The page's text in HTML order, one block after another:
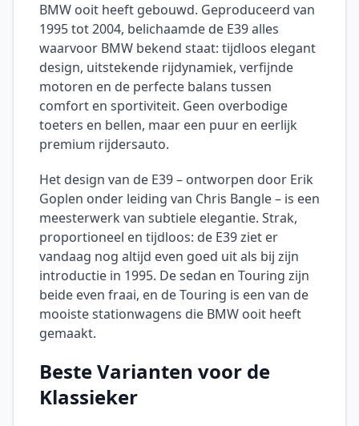
BMW ooit heeft gebouwd. Geproduceerd van
1995 tot 2004, belichaamde de E39 alles
waarvoor BMW bekend staat: tijdloos elegant
design, uitstekende rijdynamiek, verfijnde
motoren en de perfecte balans tussen
comfort en sportiviteit. Geen overbodige
toeters en bellen, maar een puur en eerlijk
premium rijdersauto.
Het design van de E39 – ontworpen door Erik
Goplen onder leiding van Chris Bangle – is een
meesterwerk van subtiele elegantie. Strak,
proportioneel en tijdloos: de E39 ziet er
vandaag nog altijd even goed uit als bij zijn
introductie in 1995. De sedan en Touring zijn
beide even fraai, en de Touring is een van de
mooiste stationwagens die BMW ooit heeft
gemaakt.
Beste Varianten voor de
Klassieker